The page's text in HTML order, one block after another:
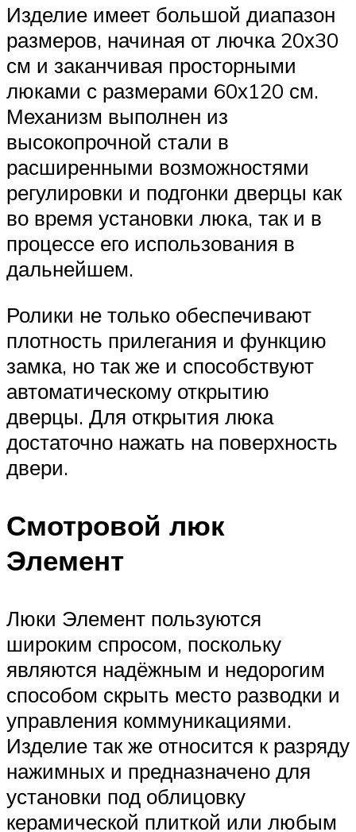
Изделие имеет большой диапазон
размеров, начиная от лючка 20х30
см и заканчивая просторными
люками с размерами 60х120 см.
Механизм выполнен из
высокопрочной стали в
расширенными возможностями
регулировки и подгонки дверцы как
во время установки люка, так и в
процессе его использования в
дальнейшем.
Ролики не только обеспечивают
плотность прилегания и функцию
замка, но так же и способствуют
автоматическому открытию
дверцы. Для открытия люка
достаточно нажать на поверхность
двери.
Смотровой люк
Элемент
Люки Элемент пользуются
широким спросом, поскольку
являются надёжным и недорогим
способом скрыть место разводки и
управления коммуникациями.
Изделие так же относится к разряду
нажимных и предназначено для
установки под облицовку
керамической плиткой или любым